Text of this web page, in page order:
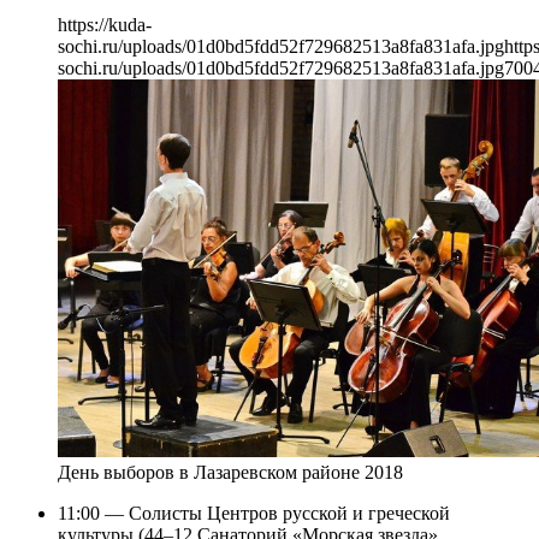
https://kuda-
sochi.ru/uploads/01d0bd5fdd52f729682513a8fa831afa.jpg
sochi.ru/uploads/01d0bd5fdd52f729682513a8fa831afa.jpg700
День выборов в Лазаревском районе 2018
11:00 — Солисты Центров русской и греческой